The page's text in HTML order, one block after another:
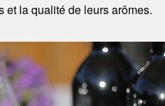
et la qualité de leurs arômes.